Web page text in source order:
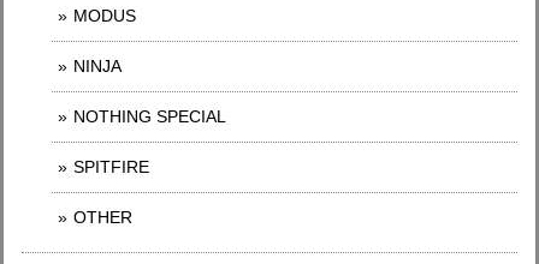
MODUS
NINJA
NOTHING SPECIAL
SPITFIRE
OTHER